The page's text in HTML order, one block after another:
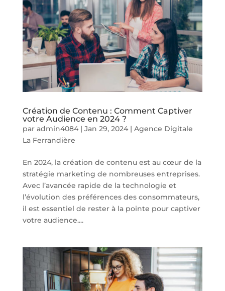
Création de Contenu : Comment Captiver
votre Audience en 2024 ?
par admin4084| Jan 29, 2024| Agence Digitale
La Ferrandière
En 2024, la création de contenu est au cœur de la
stratégie marketing de nombreuses entreprises.
Avec l’avancée rapide de la technologie et
l’évolution des préférences des consommateurs,
il est essentiel de rester à la pointe pour captiver
votre audience....